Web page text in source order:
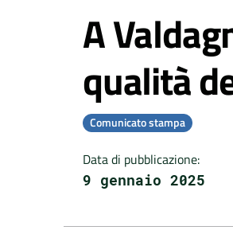
A
qualità
Comunicato stampa
Data di pubblicazione:
9 gennaio 2025